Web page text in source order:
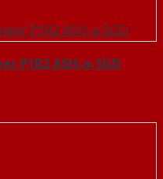
P1R2 ASH-a-SGD